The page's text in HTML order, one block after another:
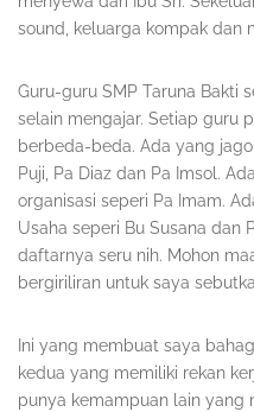
sound, keluarga kompak dan
Guru-guru SMP Taruna Bakti
selain mengajar. Setiap guru
berbeda-beda. Ada yang
Puji, Pa Diaz dan Pa Imsol.
organisasi seperi Pa Imam.
Usaha seperi Bu Susana dan
daftarnya seru nih. Mohon
bergiriliran untuk saya
Ini yang membuat saya
kedua yang memiliki rekan
punya kemampuan lain yang